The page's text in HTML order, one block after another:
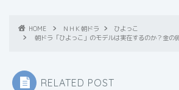
HOME ＮＨＫ朝ドラ
ひよっこ
朝ドラ「ひよっこ」のモデルは実在するのか？金の
RELATED POST